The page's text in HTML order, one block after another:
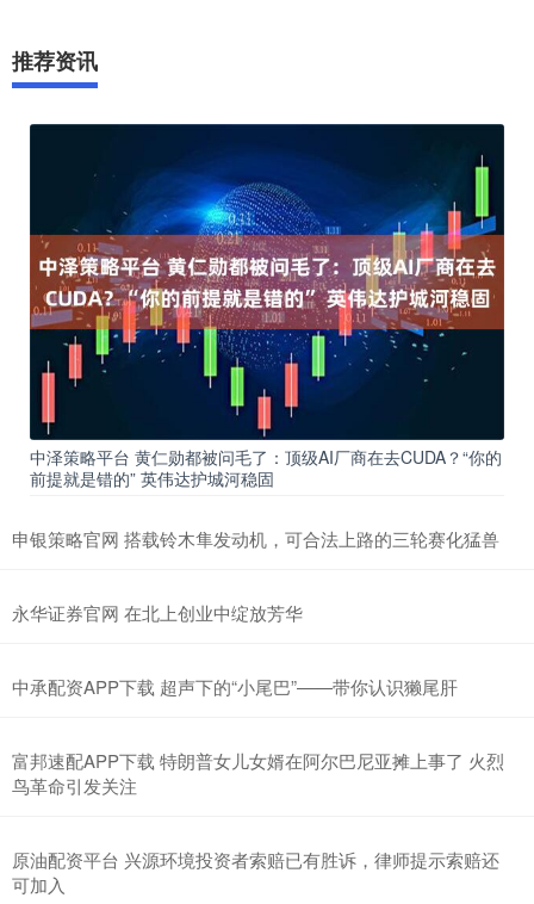
推荐资讯
中泽策略平台 黄仁勋都被问毛了：顶级AI厂商在去CUDA？“你的
前提就是错的” 英伟达护城河稳固
申银策略官网 搭载铃木隼发动机，可合法上路的三轮赛化猛兽
永华证券官网 在北上创业中绽放芳华
中承配资APP下载 超声下的“小尾巴”——带你认识獭尾肝
富邦速配APP下载 特朗普女儿女婿在阿尔巴尼亚摊上事了 火烈
鸟革命引发关注
原油配资平台 兴源环境投资者索赔已有胜诉，律师提示索赔还
可加入